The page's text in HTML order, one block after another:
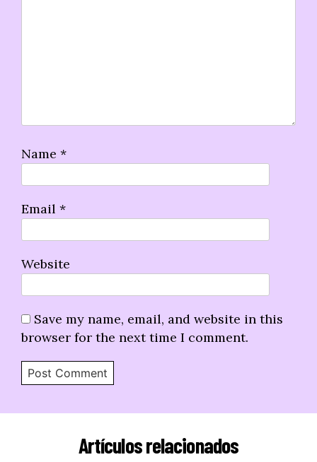
Name *
Email *
Website
Save my name, email, and website in this
browser for the next time I comment.
Artículos relacionados